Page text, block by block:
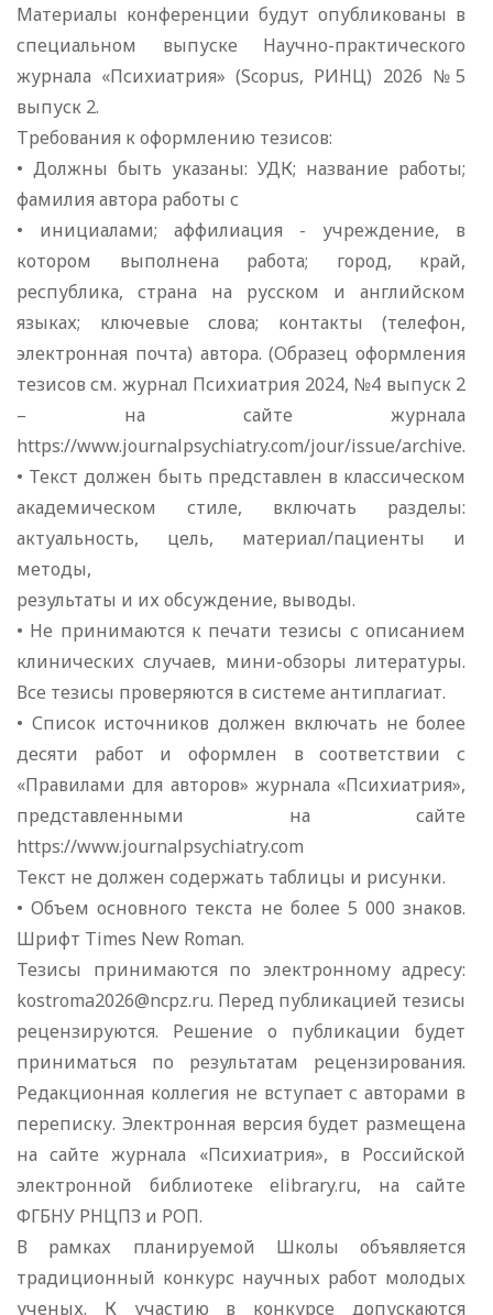
Материалы конференции будут опубликованы в
специальном выпуске Научно-практического
журнала «Психиатрия» (Scopus, РИНЦ) 2026 №5
выпуск 2.
Требования к оформлению тезисов:
• Должны быть указаны: УДК; название работы;
фамилия автора работы с
• инициалами; аффилиация - учреждение, в
котором выполнена работа; город, край,
республика, страна на русском и английском
языках; ключевые слова; контакты (телефон,
электронная почта) автора. (Образец оформления
тезисов см. журнал Психиатрия 2024, №4 выпуск 2
– на сайте журнала
https://www.journalpsychiatry.com/jour/issue/archive.
• Текст должен быть представлен в классическом
академическом стиле, включать разделы:
актуальность, цель, материал/пациенты и
методы,
результаты и их обсуждение, выводы.
• Не принимаются к печати тезисы с описанием
клинических случаев, мини-обзоры литературы.
Все тезисы проверяются в системе антиплагиат.
• Список источников должен включать не более
десяти работ и оформлен в соответствии с
«Правилами для авторов» журнала «Психиатрия»,
представленными на сайте
https://www.journalpsychiatry.com
Текст не должен содержать таблицы и рисунки.
• Объем основного текста не более 5 000 знаков.
Шрифт Times New Roman.
Тезисы принимаются по электронному адресу:
kostroma2026@ncpz.ru. Перед публикацией тезисы
рецензируются. Решение о публикации будет
приниматься по результатам рецензирования.
Редакционная коллегия не вступает с авторами в
переписку. Электронная версия будет размещена
на сайте журнала «Психиатрия», в Российской
электронной библиотеке elibrary.ru, на сайте
ФГБНУ РНЦПЗ и РОП.
В рамках планируемой Школы объявляется
традиционный конкурс научных работ молодых
ученых. К участию в конкурсе допускаются